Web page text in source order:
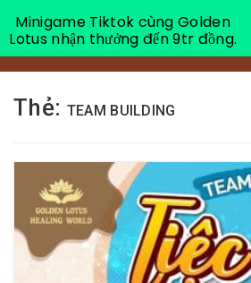
Thẻ: TEAM BUILDING
Minigame Tiktok cùng Golden
Lotus nhận thưởng đến 9tr đồng.